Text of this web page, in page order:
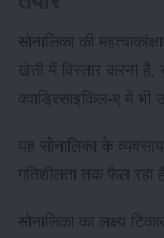
सोनालिका की
खेती में विस्तार करना है,
क्वाड्रिसाइकिल-ए में भी
यह सोनालिका के
गतिशीलता तक फैल रहा
सोनालिका का लक्ष्य